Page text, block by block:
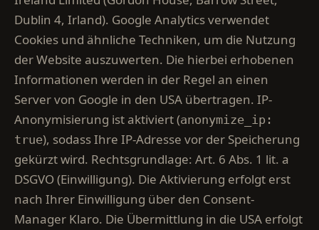
Dublin 4, Irland). Google Analytics verwendet
Cookies und ähnliche Techniken, um die Nutzung
der Website auszuwerten. Die hierbei erhobenen
Informationen werden in der Regel an einen
Server von Google in den USA übertragen. IP-
Anonymisierung ist aktiviert (anonymize_ip:
true), sodass Ihre IP-Adresse vor der Speicherung
gekürzt wird. Rechtsgrundlage: Art. 6 Abs. 1 lit. a
DSGVO (Einwilligung). Die Aktivierung erfolgt erst
nach Ihrer Einwilligung über den Consent-
Manager Klaro. Die Übermittlung in die USA erfolgt